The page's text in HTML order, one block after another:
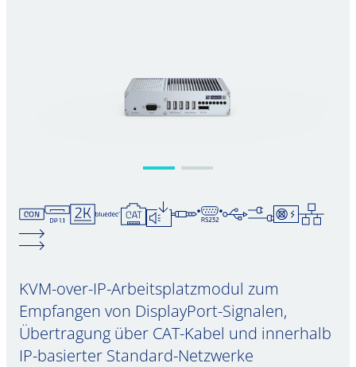
KVM-over-IP-Arbeitsplatzmodul zum
Empfangen von DisplayPort-Signalen,
Übertragung über CAT-Kabel und innerhalb
IP-basierter Standard-Netzwerke